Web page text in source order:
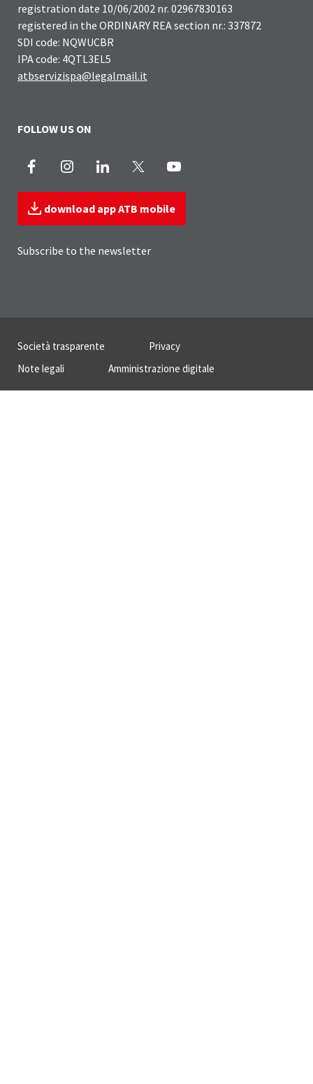
registration date 10/06/2002 nr. 02967830163
registered in the ORDINARY REA section nr.: 337872
SDI code: NQWUCBR
IPA code: 4QTL3EL5
atbservizispa@legalmail.it
FOLLOW US ON
Facebook InstagramLinkedIn
download app ATB mobile
Subscribe to the newsletter
Società trasparente
Privacy
Note legali
Amministrazione digitale